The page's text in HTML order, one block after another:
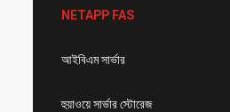
NETAPP FAS
আইবিএম সার্ভার
হুয়াওয়ে সার্ভার স্টোরেজ